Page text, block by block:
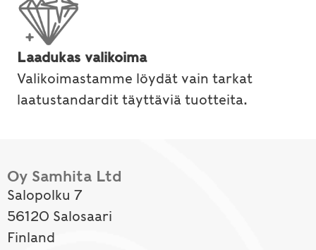
Laadukas valikoima
Valikoimastamme löydät vain tarkat
laatustandardit täyttäviä tuotteita.
Oy Samhita Ltd
Salopolku 7
56120 Salosaari
Finland